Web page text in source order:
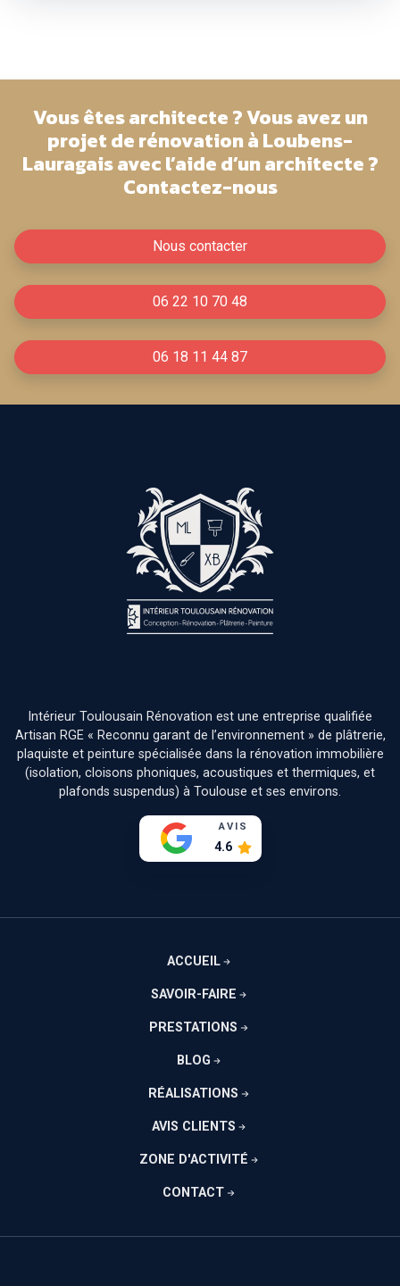
Vous êtes architecte ? Vous avez un
projet de rénovation à Loubens-
Lauragais avec l’aide d’un architecte ?
Contactez-nous
Nous contacter
06 22 10 70 48
06 18 11 44 87
Intérieur Toulousain Rénovation est une entreprise qualifiée
Artisan RGE « Reconnu garant de l’environnement » de plâtrerie,
plaquiste et peinture spécialisée dans la rénovation immobilière
(isolation, cloisons phoniques, acoustiques et thermiques, et
plafonds suspendus) à Toulouse et ses environs.
AVIS
4.6
ACCUEIL
SAVOIR-FAIRE
PRESTATIONS
BLOG
RÉALISATIONS
AVIS CLIENTS
ZONE D'ACTIVITÉ
CONTACT